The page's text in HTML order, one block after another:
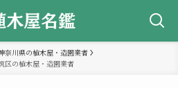
奈川県の植木屋・造園業者
区の植木屋・造園業者